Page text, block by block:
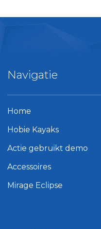
Navigatie
Home
Hobie Kayaks
Actie gebruikt demo
Accessoires
Mirage Eclipse